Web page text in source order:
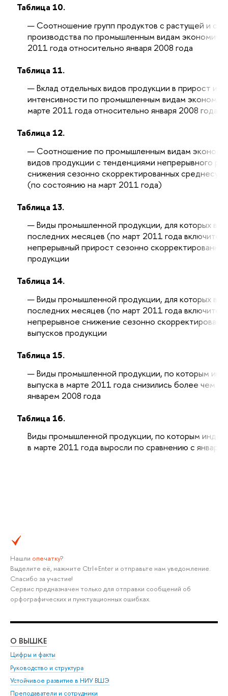
Таблица 10.
Соотношение групп продуктов с растущей и
производства по промышленным видам
2011 года относительно января 2008 года
Таблица 11.
Вклад отдельных видов продукции в прирост
интенсивности по промышленным видам
марте 2011 года относительно января 2008 года
Таблица 12.
Соотношение по промышленным видам
видов продукции с тенденциями непрерывного
снижения сезонно скорректированных
(по состоянию на март 2011 года)
Таблица 13.
Виды промышленной продукции, для которых в
последних месяцев (по март 2011 года
непрерывный прирост сезонно
продукции
Таблица 14.
Виды промышленной продукции, для которых в
последних месяцев (по март 2011 года
непрерывное снижение сезонно
выпусков продукции
Таблица 15.
Виды промышленной продукции, по которым
выпуска в марте 2011 года снизились более чем
январем 2008 года
Таблица 16.
Виды промышленной продукции, по которым
в марте 2011 года выросли по сравнению с
Нашли опечатку?
Выделите её, нажмите Ctrl+Enter и отправьте нам уведомление.
Спасибо за участие!
Сервис предназначен только для отправки сообщений об
орфографических и пунктуационных ошибках.
О ВЫШКЕ
Цифры и факты
Руководство и структура
Устойчивое развитие в НИУ ВШЭ
Преподаватели и сотрудники